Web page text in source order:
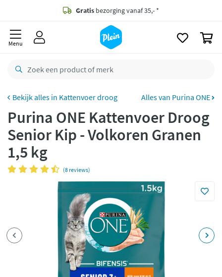
Gratis bezorging vanaf 35,- *
Bestelling uiterlijkzaterdag
retourneren
CO2 neutraal bezorgd
Betaal met Klarna
Menu
Kattenvoer droog Alles van Purina ONE
Purina ONE Kattenvoer Droog
Senior Kip - Volkoren Granen
1,5 kg
(8 reviews)